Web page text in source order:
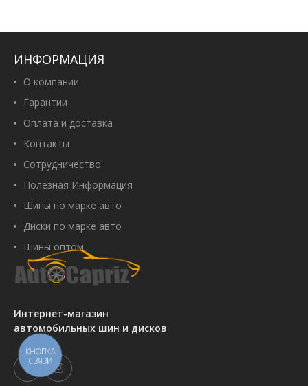
Интернет-магазин
автомобильных шин и дисков
ИНФОРМАЦИЯ
О компании
Гарантии
Оплата и доставка
Контакты
Сотрудничество
Полезная Информация
Шины по марке авто
Диски по марке авто
Шины оптом
КНОПКА
СВЯЗИ